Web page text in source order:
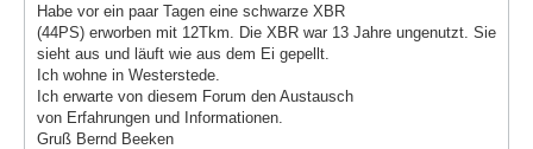
Habe vor ein paar Tagen eine schwarze XBR
(44PS) erworben mit 12Tkm. Die XBR war 13 Jahre ungenutzt. Sie
sieht aus und läuft wie aus dem Ei gepellt.
Ich wohne in Westerstede.
Ich erwarte von diesem Forum den Austausch
von Erfahrungen und Informationen.
Gruß Bernd Beeken